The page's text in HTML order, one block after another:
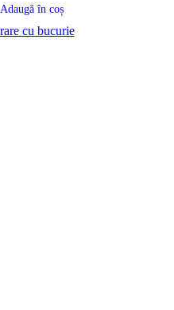
Adaugă în coș